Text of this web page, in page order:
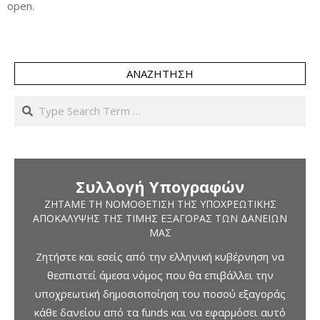
open.
ΑΝΑΖΉΤΗΣΗ
Search
Συλλογή Υπογραφών
ΖΗΤΆΜΕ ΤΗ ΝΟΜΟΘΈΤΙΣΗ ΤΗΣ ΥΠΟΧΡΕΩΤΙΚΉΣ
ΑΠΟΚΆΛΥΨΗΣ ΤΗΣ ΤΙΜΉΣ ΕΞΑΓΟΡΆΣ ΤΩΝ ΔΑΝΕΊΩΝ
ΜΑΣ
Ζητήστε και εσείς από την ελληνική κυβέρνηση να
θεσπιστεί άμεσα νόμος που θα επιβάλλει την
υποχρεωτική δημοσιοποίηση του ποσού εξαγοράς
κάθε δανείου από τα funds και να εφαρμόσει αυτό